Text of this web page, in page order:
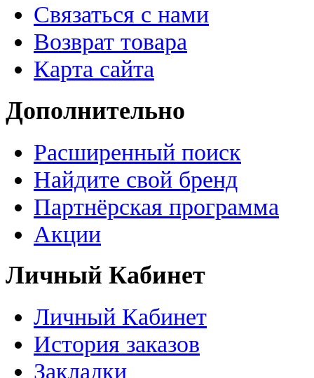
Связаться с нами
Возврат товара
Карта сайта
Дополнительно
Расширенный поиск
Найдите свой бренд
Партнёрская программа
Акции
Личный Кабинет
Личный Кабинет
История заказов
Закладки